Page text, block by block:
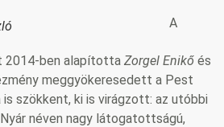
A
2014-ben alapította Zorgel Enikő és
meggyökeresedett a Pest
is szökkent, ki is virágzott: az utóbbi
néven nagy látogatottságú,